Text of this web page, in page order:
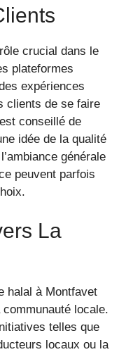
crucial dans le
plateformes
expériences
clients de se faire
conseillé de
idée de la qualité
générale
peuvent parfois
La
halal à Montfavet
communauté locale.
telles que
locaux ou la